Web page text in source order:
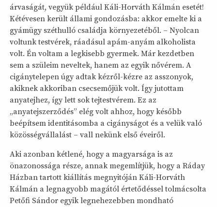
árvaságát, vegyük például Káli-Horváth Kálmán esetét!
Kétévesen került állami gondozásba: akkor emelte ki a
gyámügy széthulló családja környezetéből. – Nyolcan
voltunk testvérek, ráadásul apám-anyám alkoholista
volt. Én voltam a legkisebb gyermek. Már kezdetben
sem a szüleim neveltek, hanem az egyik nővérem. A
cigánytelepen úgy adtak kézről-kézre az asszonyok,
akiknek akkoriban csecsemőjük volt. Így jutottam
anyatejhez, így lett sok tejtestvérem. Ez az
„anyatejszerződés” elég volt ahhoz, hogy később
beépítsem identitásomba a cigányságot és a velük való
közösségvállalást – vall nekünk első éveiről.
Aki azonban kétlené, hogy a magyarsága is az
önazonossága része, annak megemlítjük, hogy a Ráday
Házban tartott kiállítás megnyitóján Káli-Horváth
Kálmán a legnagyobb magától értetődéssel tolmácsolta
Petőfi Sándor egyik legnehezebben mondható